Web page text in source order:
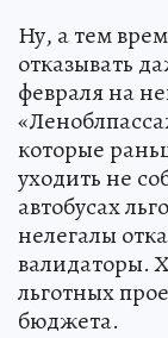
Ну, а тем
отказывать
февраля на
которые
уходить не
автобусах
нелегалы
валидаторы.
льготных
бюджета.